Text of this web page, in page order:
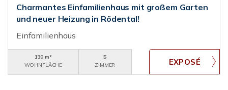
Charmantes Einfamilienhaus mit großem Garten
und neuer Heizung in Rödental!
Einfamilienhaus
130 m²
WOHNFLÄCHE
5
ZIMMER